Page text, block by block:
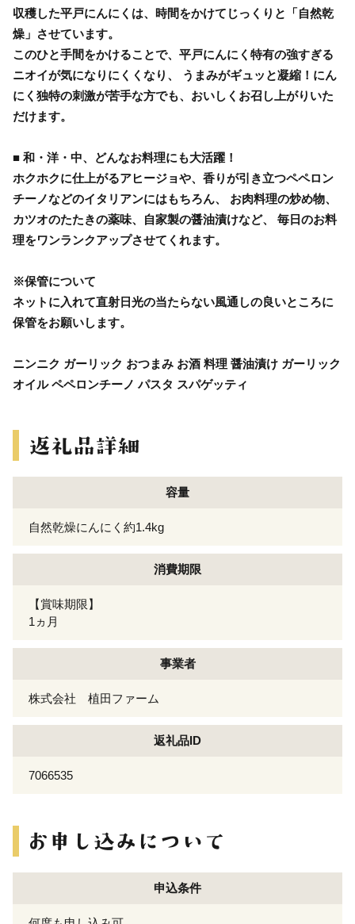
収穫した平戸にんにくは、時間をかけてじっくりと「自然乾
燥」させています。
このひと手間をかけることで、平戸にんにく特有の強すぎる
ニオイが気になりにくくなり、 うまみがギュッと凝縮！にん
にく独特の刺激が苦手な方でも、おいしくお召し上がりいた
だけます。
■ 和・洋・中、どんなお料理にも大活躍！
ホクホクに仕上がるアヒージョや、香りが引き立つペペロン
チーノなどのイタリアンにはもちろん、 お肉料理の炒め物、
カツオのたたきの薬味、自家製の醤油漬けなど、 毎日のお料
理をワンランクアップさせてくれます。
※保管について
ネットに入れて直射日光の当たらない風通しの良いところに
保管をお願いします。
ニンニク ガーリック おつまみ お酒 料理 醤油漬け ガーリック
オイル ペペロンチーノ パスタ スパゲッティ
容量
自然乾燥にんにく約1.4kg
消費期限
【賞味期限】
1ヵ月
事業者
株式会社 植田ファーム
返礼品ID
7066535
申込条件